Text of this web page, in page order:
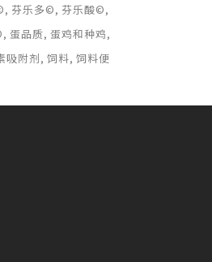
芬乐多© 芬乐酸©
蛋品质 蛋鸡和种鸡
吸附剂 饲料 饲料便